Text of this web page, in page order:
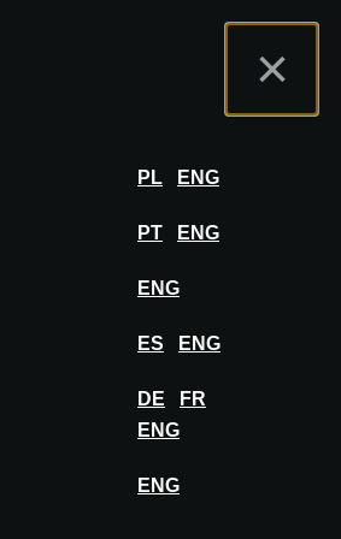
×
PL ENG
PT ENG
ENG
ES ENG
DE
FR
ENG
ENG